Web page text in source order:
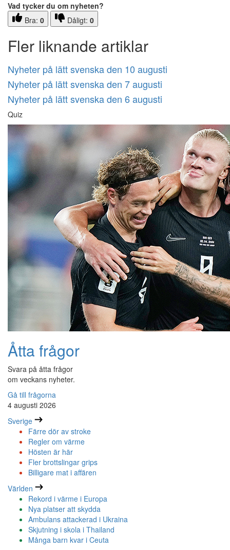
Vad tycker du om nyheten?
Bra: 0 Dåligt: 0
Fler liknande artiklar
Nyheter på lätt svenska den 10 augusti
Nyheter på lätt svenska den 7 augusti
Nyheter på lätt svenska den 6 augusti
Quiz
Åtta frågor
Svara på åtta frågor
om veckans nyheter.
Gå till frågorna
4 augusti 2026
Sverige
Färre dör av stroke
Regler om värme
Hösten är här
Fler brottslingar grips
Billigare mat i affären
Världen
Rekord i värme i Europa
Nya platser att skydda
Ambulans attackerad i Ukraina
Skjutning i skola i Thailand
Många barn kvar i Ceuta